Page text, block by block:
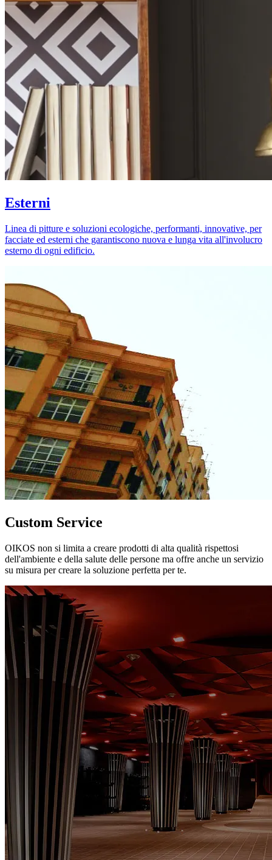
Esterni
Linea di pitture e soluzioni ecologiche, performanti, innovative, per
facciate ed esterni che garantiscono nuova e lunga vita all'involucro
esterno di ogni edificio.
Custom Service
OIKOS non si limita a creare prodotti di alta qualità rispettosi
dell'ambiente e della salute delle persone ma offre anche un servizio
su misura per creare la soluzione perfetta per te.